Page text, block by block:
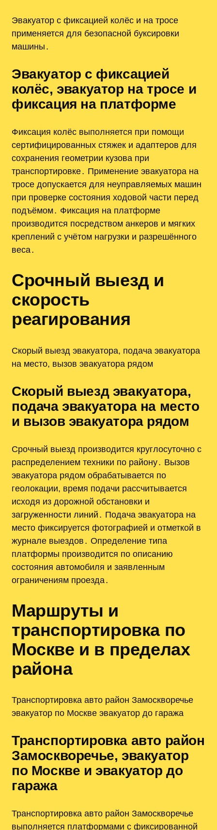
Эвакуатор с фиксацией колёс и на тросе
применяется для безопасной буксировки
машины․
Эвакуатор с фиксацией
колёс, эвакуатор на тросе и
фиксация на платформе
Фиксация колёс выполняется при помощи
сертифицированных стяжек и адаптеров для
сохранения геометрии кузова при
транспортировке․ Применение эвакуатора на
тросе допускается для неуправляемых машин
при проверке состояния ходовой части перед
подъёмом․ Фиксация на платформе
производится посредством анкеров и мягких
креплений с учётом нагрузки и разрешённого
веса․
Срочный выезд и
скорость
реагирования
Скорый выезд эвакуатора, подача эвакуатора
на место, вызов эвакуатора рядом
Скорый выезд эвакуатора,
подача эвакуатора на место
и вызов эвакуатора рядом
Срочный выезд производится круглосуточно с
распределением техники по району․ Вызов
эвакуатора рядом обрабатывается по
геолокации, время подачи рассчитывается
исходя из дорожной обстановки и
загруженности линий․ Подача эвакуатора на
место фиксируется фотографией и отметкой в
журнале выездов․ Определение типа
платформы производится по описанию
состояния автомобиля и заявленным
ограничениям проезда․
Маршруты и
транспортировка по
Москве и в пределах
района
Транспортировка авто район Замоскворечье
эвакуатор по Москве эвакуатор до гаража
Транспортировка авто район
Замоскворечье, эвакуатор
по Москве и эвакуатор до
гаража
Транспортировка авто район Замоскворечье
выполняется платформами с фиксированной